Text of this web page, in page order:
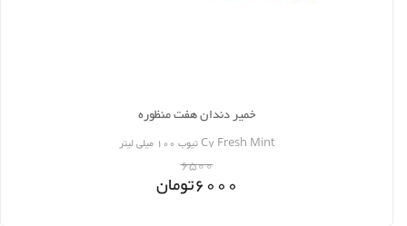
خمیر دندان هفت منظوره‌
C7 Fresh Mint تیوب 100 میلی لیتر
6500
6000تومان